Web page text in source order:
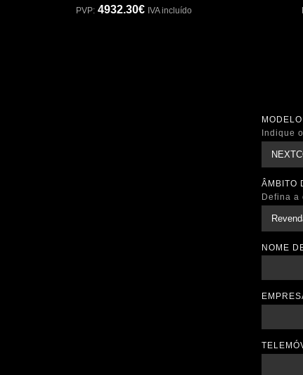
PVP: 4932.30€ IVA incluído
MODELO
Indique
ÂMBITO
Defina a
NOME